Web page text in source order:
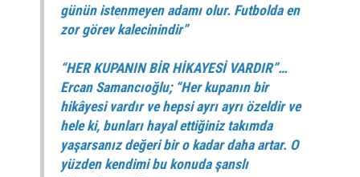
günün istenmeyen adamı olur. Futbolda en
zor görev kalecinindir”
“HER KUPANIN BİR HİKAYESİ VARDIR”…
Ercan Samancıoğlu; “Her kupanın bir
hikâyesi vardır ve hepsi ayrı ayrı özeldir ve
hele ki, bunları hayal ettiğiniz takımda
yaşarsanız değeri bir o kadar daha artar. O
yüzden kendimi bu konuda şanslı